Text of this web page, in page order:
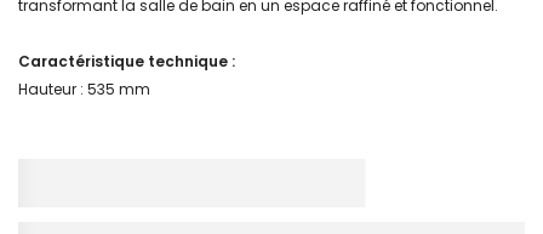
transformant la salle de bain en un espace raffiné et fonctionnel.
Caractéristique technique :
Hauteur : 535 mm